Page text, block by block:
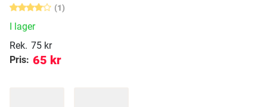
(1)
I lager
Rek. 75 kr
Pris: 65 kr